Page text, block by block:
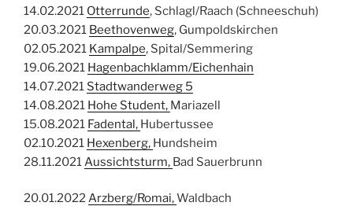
14.02.2021 Otterrunde, Schlagl/Raach (Schneeschuh)
20.03.2021 Beethovenweg, Gumpoldskirchen
02.05.2021 Kampalpe, Spital/Semmering
19.06.2021 Hagenbachklamm/Eichenhain
14.07.2021 Stadtwanderweg 5
14.08.2021 Hohe Student, Mariazell
15.08.2021 Fadental, Hubertussee
02.10.2021 Hexenberg, Hundsheim
28.11.2021 Aussichtsturm, Bad Sauerbrunn
20.01.2022Arzberg/Romai,Waldbach